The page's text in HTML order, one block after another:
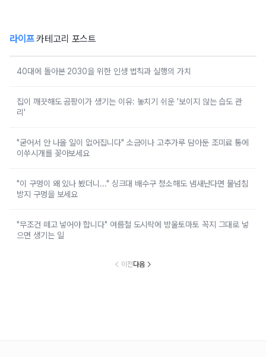
라이프카테고리 포스트
40대에 돌아본 2030을 위한 인생 법칙과 실행의 가치
집이 깨끗해도 곰팡이가 생기는 이유: 놓치기 쉬운 '보이지 않는 습도 관
리'
"굳어서 안 나올 일이 없어집니다" 소금이나 고추가루 담아둔 조미료 통에
이쑤시개를 꽂아보세요
"이 구멍이 왜 있나 봤더니..." 싱크대 배수구 청소해도 냄새난다면 물넘침
방지 구멍을 보세요
"무조건 떼고 넣어야 합니다" 여름철 도시락에 방울토마토 꼭지 그대로 넣
으면 생기는 일
이전다음